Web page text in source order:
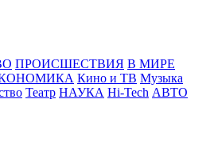
ПРОИСШЕСТВИЯ В МИРЕ
Кино и ТВ Музыка
Театр НАУКА Hi-Tech АВТО